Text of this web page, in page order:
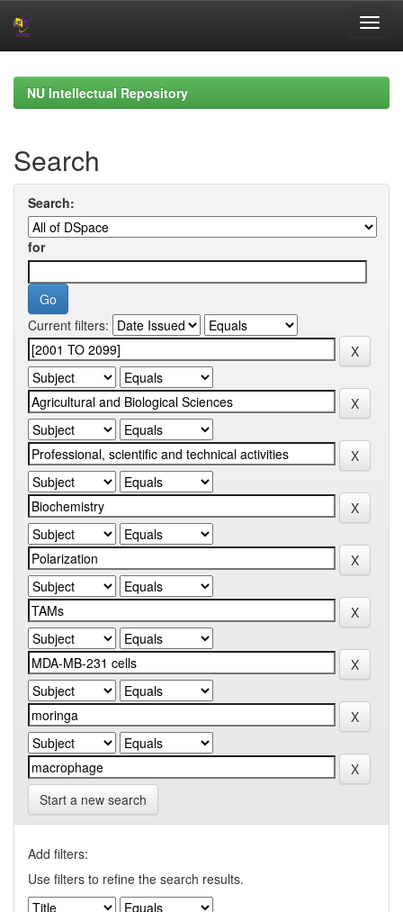
navigationNU Intellectual Repository
Search
Search:
for
Current filters:
Start a new search
Add filters:
Use filters to refine the search results.